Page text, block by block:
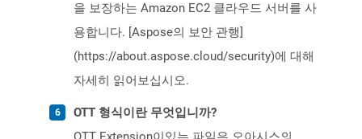
을 보장하는 Amazon EC2 클라우드 서버를 사
용합니다. [Aspose의 보안 관행]
(https://about.aspose.cloud/security)에 대해
자세히 읽어보십시오.
OTT 형식이란 무엇입니까?